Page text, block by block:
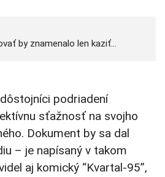
by znamenalo len kaziť…
podriadení
sťažnosť na svojho
Dokument by sa dal
– je napísaný v takom
aj komický “Kvartal-95”,